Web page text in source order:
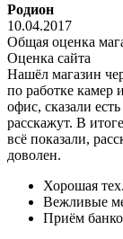
Родион
10.04.2017
Общая оценка
Оценка сайта
Нашёл магазин
по работке камер
офис, сказали
расскажут. В
всё показали,
доволен.
Хорошая
Вежливые
Приём